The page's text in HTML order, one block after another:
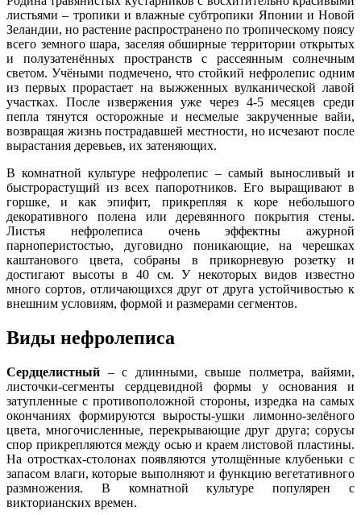
листьями – тропики и влажные субтропики Японии и Новой
Зеландии, но растение распространено по тропическому поясу
всего земного шара, заселяя обширные территории открытых
и полузатенённых пространств с рассеянным солнечным
светом. Учёными подмечено, что стойкий нефролепис одним
из первых прорастает на выжженных вулканической лавой
участках. После извержения уже через 4-5 месяцев среди
пепла тянутся осторожные и несмелые закрученные вайи,
возвращая жизнь пострадавшей местности, но исчезают после
вырастания деревьев, их затеняющих.
В комнатной культуре нефролепис – самый выносливый и
быстрорастущий из всех папоротников. Его выращивают в
горшке, и как эпифит, прикрепляя к коре небольшого
декоративного полена или деревянного покрытия стены.
Листья нефролеписа очень эффектны ажурной
парноперистостью, дуговидно поникающие, на черешках
каштанового цвета, собраны в прикорневую розетку и
достигают высоты в 40 см. У некоторых видов известно
много сортов, отличающихся друг от друга устойчивостью к
внешним условиям, формой и размерами сегментов.
Виды нефролеписа
Сердцелистный – с длинными, свыше полметра, вайями,
листочки-сегменты сердцевидной формы у основания и
затупленные с противоположной стороны, изредка на самых
окончаниях формируются выросты-ушки лимонно-зелёного
цвета, многочисленные, перекрывающие друг друга; сорусы
спор прикрепляются между осью и краем листовой пластины.
На отростках-столонах появляются утолщённые клубеньки с
запасом влаги, которые выполняют и функцию вегетативного
размножения. В комнатной культуре популярен с
викторианских времен.